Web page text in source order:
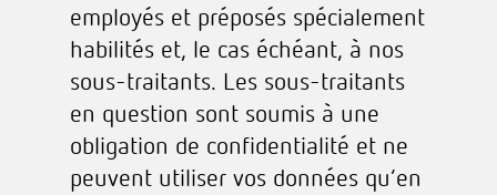
employés et préposés spécialement
habilités et, le cas échéant, à nos
sous-traitants. Les sous-traitants
en question sont soumis à une
obligation de confidentialité et ne
peuvent utiliser vos données qu’en